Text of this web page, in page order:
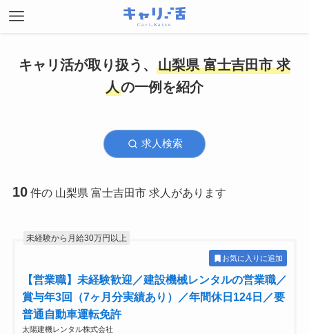
キャリ活が取り扱う、 山梨県 富士吉田市 求
人の一例を紹介
求人検索
10件の 山梨県 富士吉田市 求人があります
未経験から月給30万円以上
お気に入りに追加
【営業職】未経験歓迎／建設機械レンタルの営業職／
賞与年3回（7ヶ月分実績あり）／年間休日124日／要
普通自動車運転免許
太陽建機レンタル株式会社